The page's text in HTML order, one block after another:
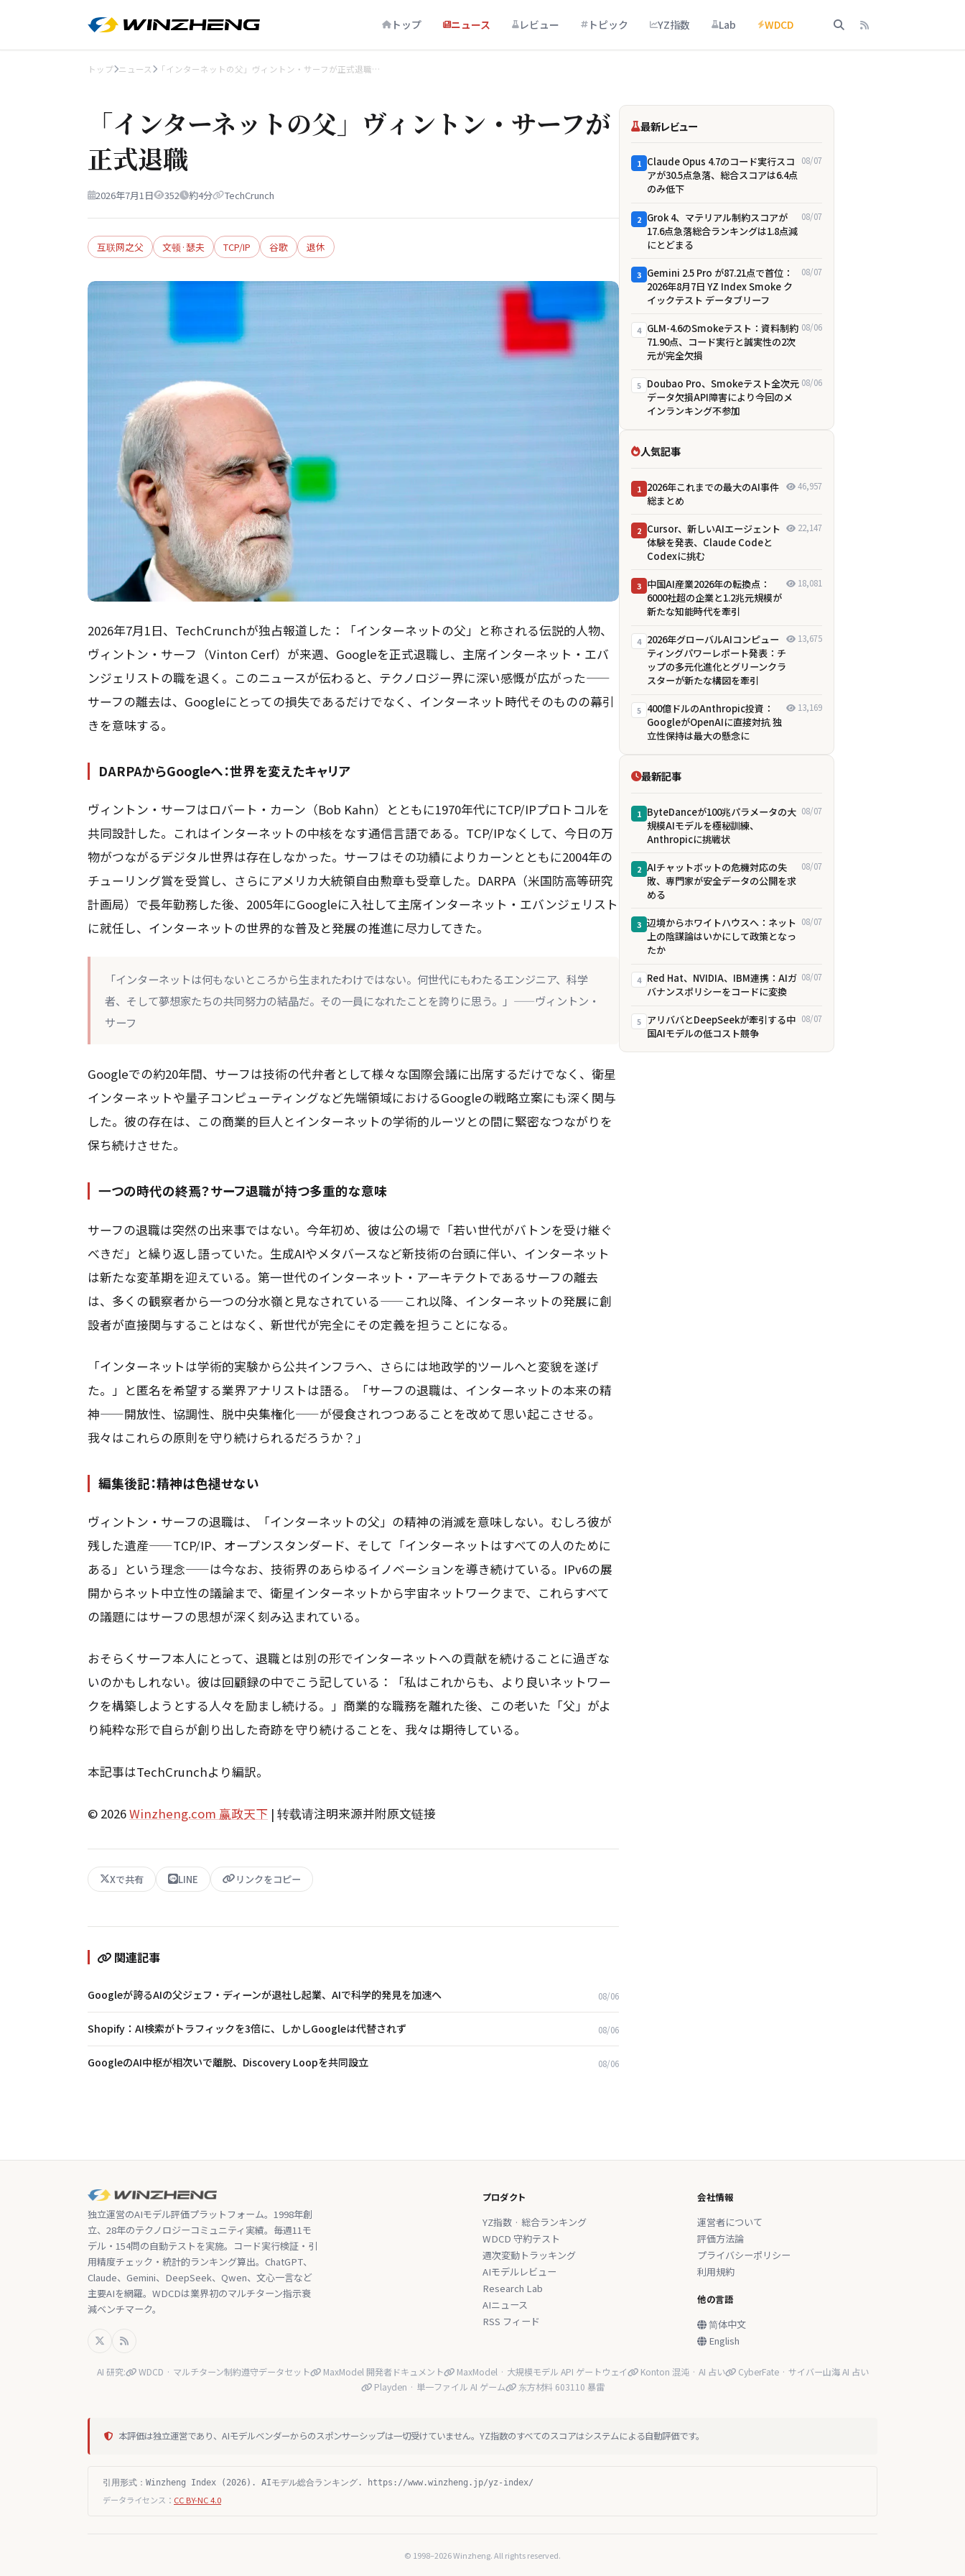
トップ ニュース レビュー トピック YZ指数 Lab WDCD
トップ ニュース 「インターネットの父」ヴィントン・サーフが正式退職…
「インターネットの父」ヴィントン・サーフが
正式退職
2026年7月1日 352 約4分 TechCrunch
互联网之父 文顿·瑟夫 TCP/IP 谷歌 退休
2026年7月1日、TechCrunchが独占報道した：「インターネットの父」と称される伝説的人物、
ヴィントン・サーフ（Vinton Cerf）が来週、Googleを正式退職し、主席インターネット・エバ
ンジェリストの職を退く。このニュースが伝わると、テクノロジー界に深い感慨が広がった——
サーフの離去は、Googleにとっての損失であるだけでなく、インターネット時代そのものの幕引
きを意味する。
DARPAからGoogleへ：世界を変えたキャリア
ヴィントン・サーフはロバート・カーン（Bob Kahn）とともに1970年代にTCP/IPプロトコルを
共同設計した。これはインターネットの中核をなす通信言語である。TCP/IPなくして、今日の万
物がつながるデジタル世界は存在しなかった。サーフはその功績によりカーンとともに2004年の
チューリング賞を受賞し、さらにアメリカ大統領自由勲章も受章した。DARPA（米国防高等研究
計画局）で長年勤務した後、2005年にGoogleに入社して主席インターネット・エバンジェリスト
に就任し、インターネットの世界的な普及と発展の推進に尽力してきた。
「インターネットは何もないところから生まれたわけではない。何世代にもわたるエンジニア、科学
者、そして夢想家たちの共同努力の結晶だ。その一員になれたことを誇りに思う。」——ヴィントン・
サーフ
Googleでの約20年間、サーフは技術の代弁者として様々な国際会議に出席するだけでなく、衛星
インターネットや量子コンピューティングなど先端領域におけるGoogleの戦略立案にも深く関与
した。彼の存在は、この商業的巨人とインターネットの学術的ルーツとの間に緊密なつながりを
保ち続けさせた。
一つの時代の終焉？サーフ退職が持つ多重的な意味
サーフの退職は突然の出来事ではない。今年初め、彼は公の場で「若い世代がバトンを受け継ぐ
べきだ」と繰り返し語っていた。生成AIやメタバースなど新技術の台頭に伴い、インターネット
は新たな変革期を迎えている。第一世代のインターネット・アーキテクトであるサーフの離去
は、多くの観察者から一つの分水嶺と見なされている——これ以降、インターネットの発展に創
設者が直接関与することはなく、新世代が完全にその定義を担うことになる。
「インターネットは学術的実験から公共インフラへ、さらには地政学的ツールへと変貌を遂げ
た。」と匿名を希望する業界アナリストは語る。「サーフの退職は、インターネットの本来の精
神——開放性、協調性、脱中央集権化——が侵食されつつあることを改めて思い起こさせる。
我々はこれらの原則を守り続けられるだろうか？」
編集後記：精神は色褪せない
ヴィントン・サーフの退職は、「インターネットの父」の精神の消滅を意味しない。むしろ彼が
残した遺産——TCP/IP、オープンスタンダード、そして「インターネットはすべての人のために
ある」という理念——は今なお、技術界のあらゆるイノベーションを導き続けている。IPv6の展
開からネット中立性の議論まで、衛星インターネットから宇宙ネットワークまで、これらすべて
の議題にはサーフの思想が深く刻み込まれている。
おそらくサーフ本人にとって、退職とは別の形でインターネットへの貢献を続けることに過ぎな
いのかもしれない。彼は回顧録の中でこう記している：「私はこれからも、より良いネットワー
クを構築しようとする人々を励まし続ける。」商業的な職務を離れた後、この老いた「父」がよ
り純粋な形で自らが創り出した奇跡を守り続けることを、我々は期待している。
本記事はTechCrunchより編訳。
© 2026Winzheng.com 赢政天下 | 转载请注明来源并附原文链接
Xで共有 LINE リンクをコピー
関連記事
Googleが誇るAIの父ジェフ・ディーンが退社し起業、AIで科学的発見を加速へ 08/06
Shopify：AI検索がトラフィックを3倍に、しかしGoogleは代替されず 08/06
GoogleのAI中枢が相次いで離脱、Discovery Loopを共同設立 08/06
最新レビュー
1 Claude Opus 4.7のコード実行スコ
アが30.5点急落、総合スコアは6.4点
のみ低下
08/07
2 Grok 4、マテリアル制約スコアが
17.6点急落――総合ランキングは1.8点減
にとどまる
08/07
3 Gemini 2.5 Pro が87.21点で首位：
2026年8月7日 YZ Index Smoke ク
イックテスト データブリーフ
08/07
4 GLM-4.6のSmokeテスト：資料制約
71.90点、コード実行と誠実性の2次
元が完全欠損
08/06
5 Doubao Pro、Smokeテスト全次元
データ欠損――API障害により今回のメ
インランキング不参加
08/06
人気記事
1 2026年これまでの最大のAI事件
総まとめ
46,957
2 Cursor、新しいAIエージェント
体験を発表、Claude Codeと
Codexに挑む
22,147
3 中国AI産業2026年の転換点：
6000社超の企業と1.2兆元規模が
新たな知能時代を牽引
18,081
4 2026年グローバルAIコンピュー
ティングパワーレポート発表：チ
ップの多元化進化とグリーンクラ
スターが新たな構図を牽引
13,675
5 400億ドルのAnthropic投資：
GoogleがOpenAIに直接対抗 独
立性保持は最大の懸念に
13,169
最新記事
1 ByteDanceが100兆パラメータの大
規模AIモデルを極秘訓練、
Anthropicに挑戦状
08/07
2 AIチャットボットの危機対応の失
敗、専門家が安全データの公開を求
める
08/07
3 辺境からホワイトハウスへ：ネット
上の陰謀論はいかにして政策となっ
たか
08/07
4 Red Hat、NVIDIA、IBM連携：AIガ
バナンスポリシーをコードに変換
08/07
5 アリババとDeepSeekが牽引する中
国AIモデルの低コスト競争
08/07
独立運営のAIモデル評価プラットフォーム。1998年創
立、28年のテクノロジーコミュニティ実績。毎週11モ
デル・154問の自動テストを実施。コード実行検証・引
用精度チェック・統計的ランキング算出。ChatGPT、
Claude、Gemini、DeepSeek、Qwen、文心一言など
主要AIを網羅。WDCDは業界初のマルチターン指示衰
減ベンチマーク。
プロダクト
YZ指数 · 総合ランキング
WDCD 守約テスト
週次変動トラッキング
AIモデルレビュー
Research Lab
AIニュース
RSS フィード
会社情報
運営者について
評価方法論
プライバシーポリシー
利用規約
他の言語
简体中文
English
AI 研究: WDCD · マルチターン制約遵守データセット MaxModel 開発者ドキュメント MaxModel · 大規模モデル API ゲートウェイ Konton 混沌 · AI 占い
CyberFate · サイバー山海 AI 占い
Playden · 単一ファイル AI ゲーム
东方材料 603110 暴雷
本評価は独立運営であり、AIモデルベンダーからのスポンサーシップは一切受けていません。YZ指数のすべてのスコアはシステムによる自動評価です。
引用形式：Winzheng Index (2026). AIモデル総合ランキング. https://www.winzheng.jp/yz-index/
データライセンス： CC BY-NC 4.0
© 1998–2026 Winzheng. All rights reserved.